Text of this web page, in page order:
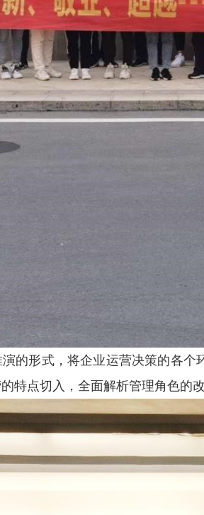
的形式，将企业运营决策的各
特点切入，全面解析管理角色的